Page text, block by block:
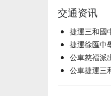
交通资讯
捷運三和國
捷運徐匯中
公車慈福派
公車捷運三